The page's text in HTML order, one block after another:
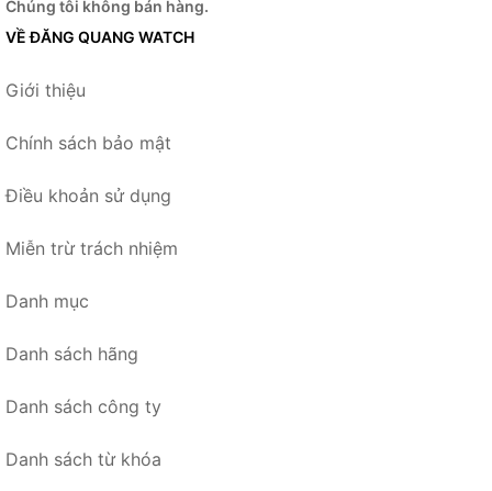
Chúng tôi không bán hàng.
VỀ ĐĂNG QUANG WATCH
Giới thiệu
Chính sách bảo mật
Điều khoản sử dụng
Miễn trừ trách nhiệm
Danh mục
Danh sách hãng
Danh sách công ty
Danh sách từ khóa